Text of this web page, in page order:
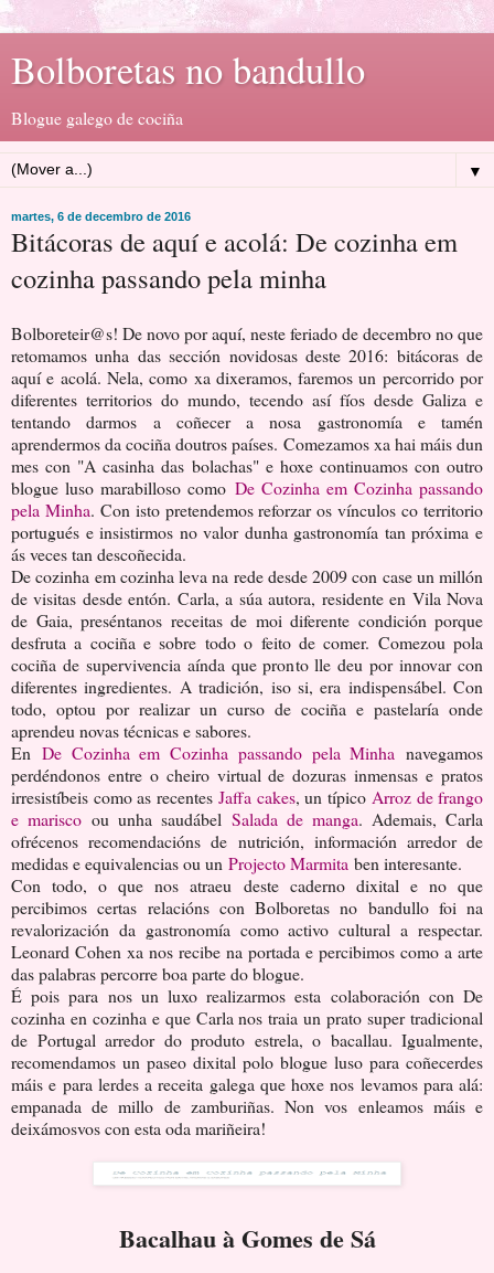
Bolboretas no bandullo
Blogue galego de cociña
▼
martes, 6 de decembro de 2016
Bitácoras de aquí e acolá: De cozinha em
cozinha passando pela minha
Bolboreteir@s! De novo por aquí, neste feriado de decembro no que
retomamos unha das sección novidosas deste 2016: bitácoras de
aquí e acolá. Nela, como xa dixeramos, faremos un percorrido por
diferentes territorios do mundo, tecendo así fíos desde Galiza e
tentando darmos a coñecer a nosa gastronomía e tamén
aprendermos da cociña doutros países. Comezamos xa hai máis dun
mes con "A casinha das bolachas" e hoxe continuamos con outro
blogue luso marabilloso como De Cozinha em Cozinha passando
pela Minha. Con isto pretendemos reforzar os vínculos co territorio
portugués e insistirmos no valor dunha gastronomía tan próxima e
ás veces tan descoñecida.
De cozinha em cozinha leva na rede desde 2009 con case un millón
de visitas desde entón. Carla, a súa autora, residente en Vila Nova
de Gaia, preséntanos receitas de moi diferente condición porque
desfruta a cociña e sobre todo o feito de comer. Comezou pola
cociña de supervivencia aínda que pronto lle deu por innovar con
diferentes ingredientes. A tradición, iso si, era indispensábel. Con
todo, optou por realizar un curso de cociña e pastelaría onde
aprendeu novas técnicas e sabores.
En De Cozinha em Cozinha passando pela Minha navegamos
perdéndonos entre o cheiro virtual de dozuras inmensas e pratos
irresistíbeis como as recentes Jaffa cakes, un típico Arroz de frango
e marisco ou unha saudábel Salada de manga. Ademais, Carla
ofrécenos recomendacións de nutrición, información arredor de
medidas e equivalencias ou un Projecto Marmita ben interesante.
Con todo, o que nos atraeu deste caderno dixital e no que
percibimos certas relacións con Bolboretas no bandullo foi na
revalorización da gastronomía como activo cultural a respectar.
Leonard Cohen xa nos recibe na portada e percibimos como a arte
das palabras percorre boa parte do blogue.
É pois para nos un luxo realizarmos esta colaboración con De
cozinha en cozinha e que Carla nos traia un prato super tradicional
de Portugal arredor do produto estrela, o bacallau. Igualmente,
recomendamos un paseo dixital polo blogue luso para coñecerdes
máis e para lerdes a receita galega que hoxe nos levamos para alá:
empanada de millo de zamburiñas. Non vos enleamos máis e
deixámosvos con esta oda mariñeira!
Bacalhau à Gomes de Sá